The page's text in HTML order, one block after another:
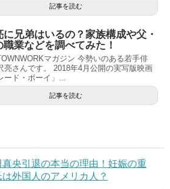
記事を読む
に兄弟はいるの？家族構成や父・
職業などを調べてみた！
マガジン 今勢いのある若手俳
亮さんです。 2018年4月公開の実写版映画
ード・ボーイ」...
記事を読む
真央引退の本当の理由！妊娠の重
外国人のアメリカ人？